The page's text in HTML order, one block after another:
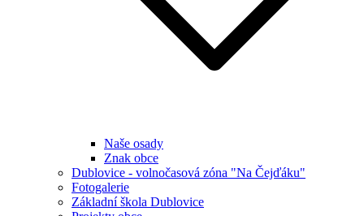
Naše osady
Znak obce
Dublovice - volnočasová zóna "Na Čejďáku"
Fotogalerie
Základní škola Dublovice